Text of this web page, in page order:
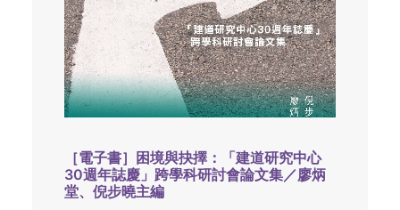
［電子書］困境與抉擇：「建道研究中心
30週年誌慶」跨學科研討會論文集／廖炳
堂、倪步曉主編